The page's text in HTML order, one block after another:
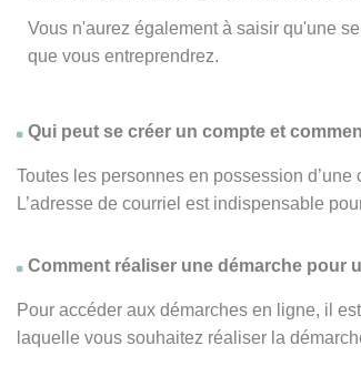
Vous n'aurez également à saisir qu'une
que vous entreprendrez.
Qui peut se créer un compte et
Toutes les personnes en possession
L’adresse de courriel est indispensable
Comment réaliser une démarche pour
Pour accéder aux démarches en ligne, il
laquelle vous souhaitez réaliser la